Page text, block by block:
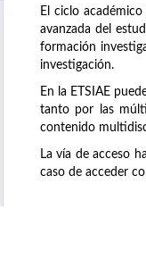
El ciclo
avanzada del
formación
investigación.
En la ETSIAE
tanto por las
contenido
La vía de acceso
caso de acceder